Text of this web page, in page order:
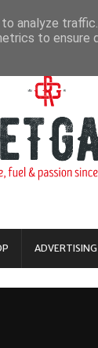
ADVERTISING
analyze
to ensure